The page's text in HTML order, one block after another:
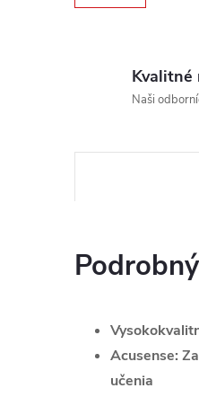
Kvalitné
Naši
Acusense:
učenia